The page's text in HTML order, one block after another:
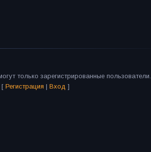
только зарегистрированные пользователи.
[ Регистрация | Вход ]